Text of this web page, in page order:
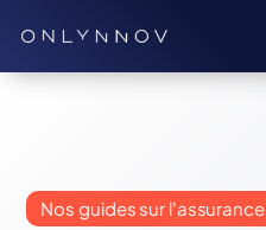
Nos guides sur l'assurance